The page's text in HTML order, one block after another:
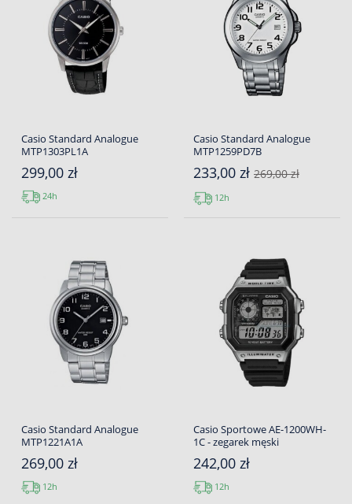
Casio Standard Analogue
MTP1303PL1A
299,00 zł
24h
Casio Standard Analogue
MTP1259PD7B
233,00 zł 269,00 zł
12h
Casio Standard Analogue
MTP1221A1A
269,00 zł
12h
Casio Sportowe AE-1200WH-
1C - zegarek męski
242,00 zł
12h